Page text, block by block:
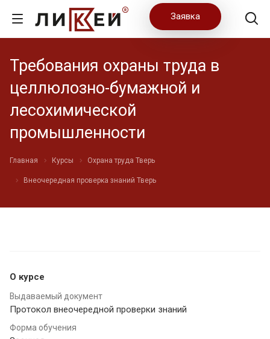
Заявка
Требования охраны труда в
целлюлозно-бумажной и
лесохимической
промышленности
Главная Курсы Охрана труда Тверь
Внеочередная проверка знаний Тверь
О курсе
Выдаваемый документ
Протокол внеочередной проверки знаний
Форма обучения